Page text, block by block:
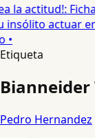
la actitud!:
insólito actuar
•
Etiqueta
Bianneider
Pedro Hernandez